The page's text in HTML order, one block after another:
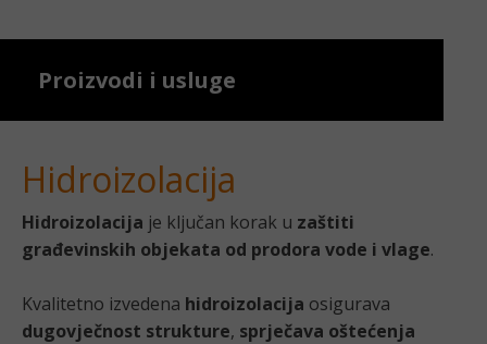
Proizvodi i usluge
Hidroizolacija
Hidroizolacija je ključan korak u zaštiti
građevinskih objekata od prodora vode i vlage.
Kvalitetno izvedena hidroizolacija osigurava
dugovječnost strukture, sprječava oštećenja